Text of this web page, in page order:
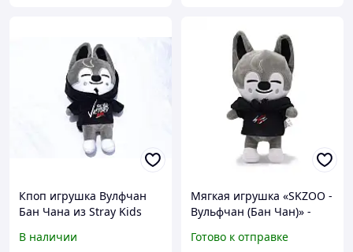
Кпоп игрушка Вулфчан
Бан Чана из Stray Kids
В наличии
Мягкая игрушка «SKZOO -
Вульфчан (Бан Чан)» -
(Hoodie ver.)
Готово к отправке